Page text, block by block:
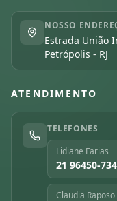
NOSSO
Estrada União
Petrópolis - RJ
ATENDIMENTO
TELEFONES
Lidiane Farias
21 96450-
Claudia Raposo